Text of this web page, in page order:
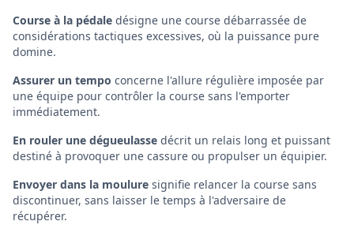
Course à la pédale désigne une course débarrassée de
considérations tactiques excessives, où la puissance pure
domine.
Assurer un tempo concerne l'allure régulière imposée par
une équipe pour contrôler la course sans l'emporter
immédiatement.
En rouler une dégueulasse décrit un relais long et puissant
destiné à provoquer une cassure ou propulser un équipier.
Envoyer dans la moulure signifie relancer la course sans
discontinuer, sans laisser le temps à l'adversaire de
récupérer.